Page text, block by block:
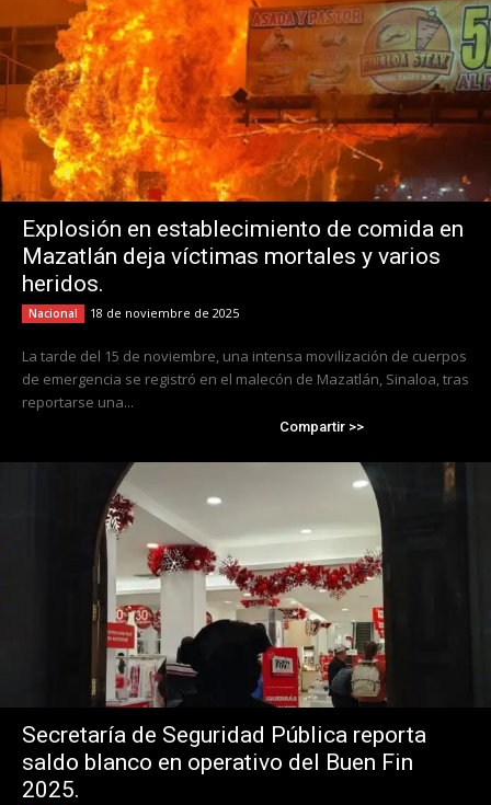
Explosión en establecimiento de comida en
Mazatlán deja víctimas mortales y varios
heridos.
Nacional 18 de noviembre de 2025
La tarde del 15 de noviembre, una intensa movilización de cuerpos
de emergencia se registró en el malecón de Mazatlán, Sinaloa, tras
reportarse una...
Compartir >>
Secretaría de Seguridad Pública reporta
saldo blanco en operativo del Buen Fin
2025.